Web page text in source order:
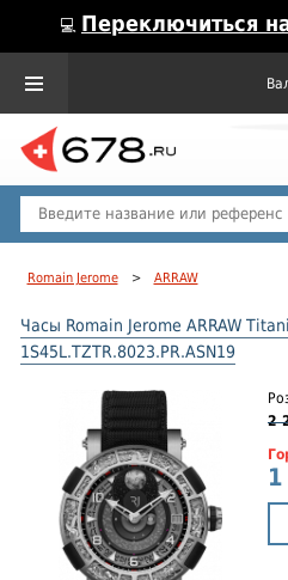
💻 Переключиться
Romain Jerome > ARRAW
Часы Romain Jerome ARRAW
1S45L.TZTR.8023.PR.ASN19
2